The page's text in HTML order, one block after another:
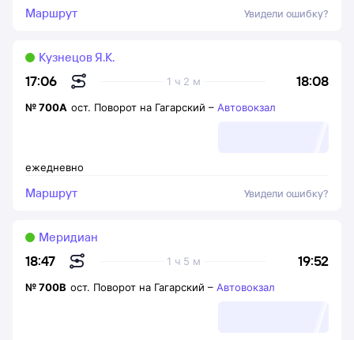
Маршрут Увидели ошибку?
17:06 18:08
1 ч 2 м
Кузнецов Я.К.
ежедневно
№700А ост. Поворот на Гагарский – Автовокзал
Маршрут Увидели ошибку?
18:47 19:52
1 ч 5 м
Меридиан
№700В ост. Поворот на Гагарский – Автовокзал